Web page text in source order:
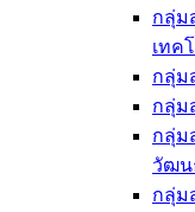
กลุ่ม
เทค
กลุ่ม
กลุ่ม
กลุ่ม
วัฒน
กลุ่ม